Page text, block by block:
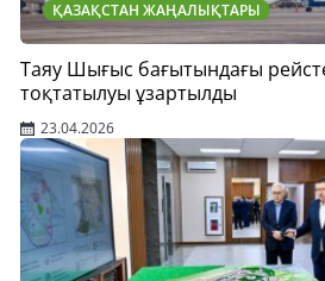
ҚАЗАҚСТАН ЖАҢАЛЫҚТАРЫ
Таяу Шығыс бағытындағы
тоқтатылуы ұзартылды
23.04.2026